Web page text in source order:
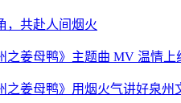
，共赴人间烟火
之姜母鸭》主题曲 MV 温情上
之姜母鸭》用烟火气讲好泉州